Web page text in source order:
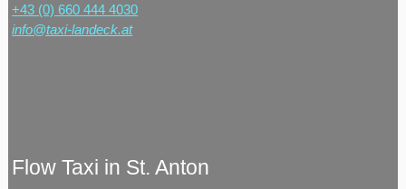
+43 (0) 660 444 4030
info@taxi-landeck.at
Flow Taxi in St. Anton